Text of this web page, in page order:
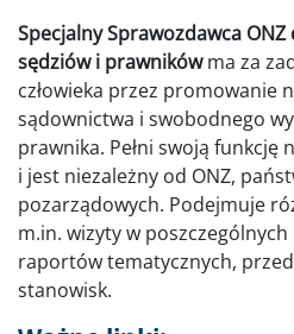
Specjalny Sprawozdawca
sędziów i prawnikówma za
człowieka przez promowanie
sądownictwa i swobodnego
prawnika. Pełni swoją funkcję
i jest niezależny od ONZ,
pozarządowych. Podejmuje
m.in. wizyty w
raportów tematycznych,
stanowisk.